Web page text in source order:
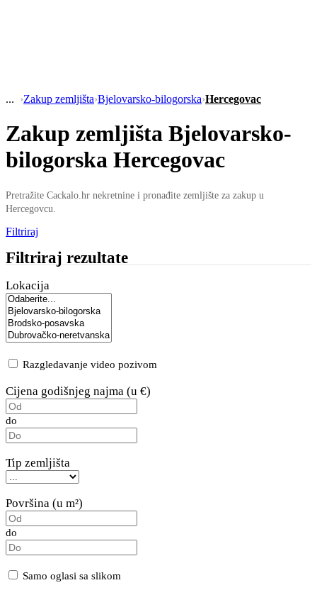
›Zakup zemljišta›Bjelovarsko-bilogorska›Hercegovac
Zakup zemljišta Bjelovarsko-
bilogorska Hercegovac
Pretražite Cackalo.hr nekretnine i pronađite zemljište za zakup u
Hercegovcu.
Filtriraj
Filtriraj rezultate
Lokacija
Razgledavanje video pozivom
Cijena godišnjeg najma (u €)
do
Tip zemljišta
Površina (u m²)
do
Samo oglasi sa slikom